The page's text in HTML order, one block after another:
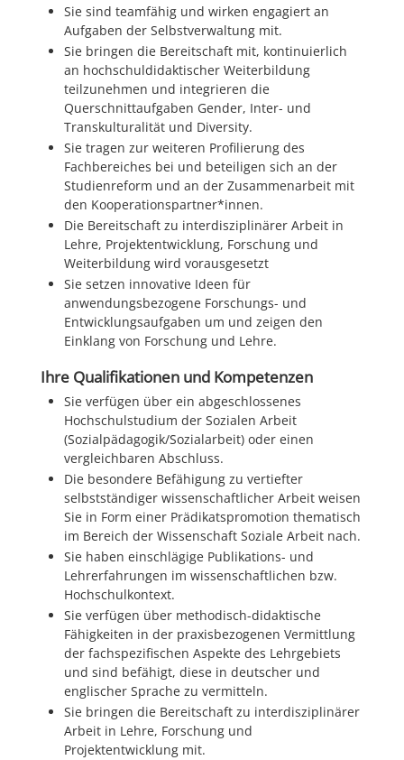
Sie sind teamfähig und wirken engagiert an
Aufgaben der Selbstverwaltung mit.
Sie bringen die Bereitschaft mit, kontinuierlich
an hochschuldidaktischer Weiterbildung
teilzunehmen und integrieren die
Querschnittaufgaben Gender, Inter- und
Transkulturalität und Diversity.
Sie tragen zur weiteren Profilierung des
Fachbereiches bei und beteiligen sich an der
Studienreform und an der Zusammenarbeit mit
den Kooperationspartner*innen.
Die Bereitschaft zu interdisziplinärer Arbeit in
Lehre, Projektentwicklung, Forschung und
Weiterbildung wird vorausgesetzt
Sie setzen innovative Ideen für
anwendungsbezogene Forschungs- und
Entwicklungsaufgaben um und zeigen den
Einklang von Forschung und Lehre.
Ihre Qualifikationen und Kompetenzen
Sie verfügen über ein abgeschlossenes
Hochschulstudium der Sozialen Arbeit
(Sozialpädagogik/Sozialarbeit) oder einen
vergleichbaren Abschluss.
Die besondere Befähigung zu vertiefter
selbstständiger wissenschaftlicher Arbeit weisen
Sie in Form einer Prädikatspromotion thematisch
im Bereich der Wissenschaft Soziale Arbeit nach.
Sie haben einschlägige Publikations- und
Lehrerfahrungen im wissenschaftlichen bzw.
Hochschulkontext.
Sie verfügen über methodisch-didaktische
Fähigkeiten in der praxisbezogenen Vermittlung
der fachspezifischen Aspekte des Lehrgebiets
und sind befähigt, diese in deutscher und
englischer Sprache zu vermitteln.
Sie bringen die Bereitschaft zu interdisziplinärer
Arbeit in Lehre, Forschung und
Projektentwicklung mit.